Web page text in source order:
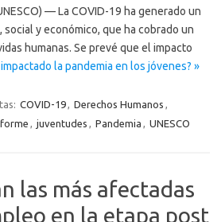
— La COVID-19 ha generado un
y económico, que ha cobrado un
humanas. Se prevé que el impacto
la pandemia en los jóvenes? »
COVID-19, Derechos Humanos ,
, juventudes , Pandemia , UNESCO
las más afectadas
en la etapa post